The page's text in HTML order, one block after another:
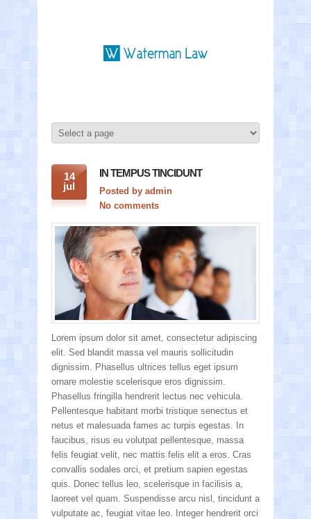
IN TEMPUS TINCIDUNT
Posted by admin
No comments
14
jul
Lorem ipsum dolor sit amet, consectetur adipiscing
elit. Sed blandit massa vel mauris sollicitudin
dignissim. Phasellus ultrices tellus eget ipsum
ornare molestie scelerisque eros dignissim.
Phasellus fringilla hendrerit lectus nec vehicula.
Pellentesque habitant morbi tristique senectus et
netus et malesuada fames ac turpis egestas. In
faucibus, risus eu volutpat pellentesque, massa
felis feugiat velit, nec mattis felis elit a eros. Cras
convallis sodales orci, et pretium sapien egestas
quis. Donec tellus leo, scelerisque in facilisis a,
laoreet vel quam. Suspendisse arcu nisl, tincidunt a
vulputate ac, feugiat vitae leo. Integer hendrerit orci